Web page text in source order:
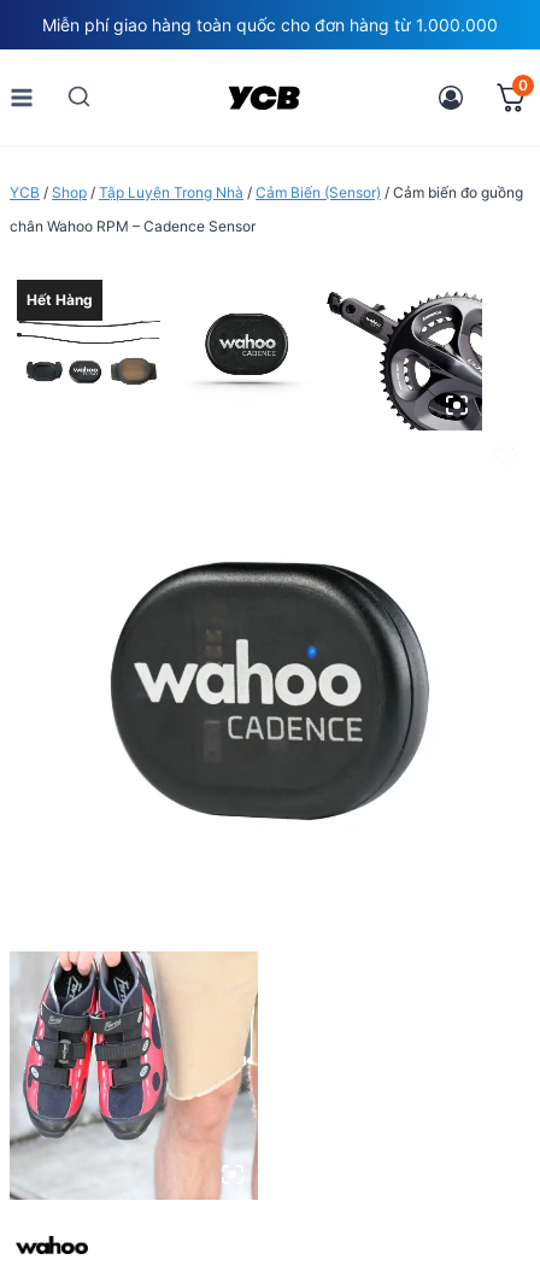
to
content
Miễn phí giao hàng toàn quốc cho đơn hàng từ 1.000.000
0
YCB / Shop / Tập Luyện Trong Nhà / Cảm Biến (Sensor) / Cảm biến đo guồng
chân Wahoo RPM – Cadence Sensor
Hết Hàng